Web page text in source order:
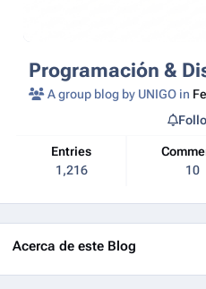
Programación &
A group blog by UNIGO in
Entries
1,216
10
Acerca de este Blog